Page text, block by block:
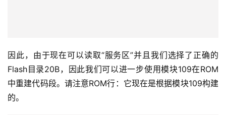
因此，由于现在可以读取“服务区”并且我们选择了正确的
Flash目录20B，因此我们可以进一步使用模块109在ROM
中重建代码段。请注意ROM行：它现在是根据模块109构建
的。